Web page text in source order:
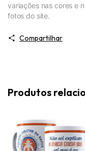
variações nas cores e
fotos do site.
Compartilhar
Produtos